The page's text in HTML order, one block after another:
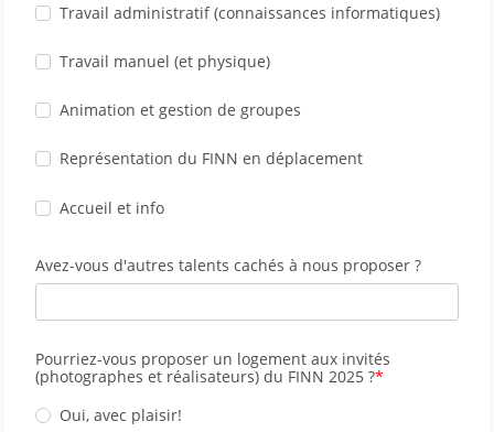
Travail administratif (connaissances informatiques)
Travail manuel (et physique)
Animation et gestion de groupes
Représentation du FINN en déplacement
Accueil et info
Avez-vous d'autres talents cachés à nous proposer ?
Pourriez-vous proposer un logement aux invités
(photographes et réalisateurs) du FINN 2025 ?
Oui, avec plaisir!